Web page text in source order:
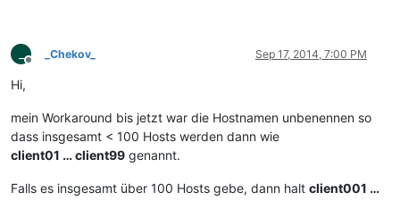
Offline
_Chekov_ Sep 17, 2014, 7:00 PM
Hi,
mein Workaround bis jetzt war die Hostnamen unbenennen so
dass insgesamt < 100 Hosts werden dann wie
client01 … client99 genannt.
Falls es insgesamt über 100 Hosts gebe, dann halt client001 …